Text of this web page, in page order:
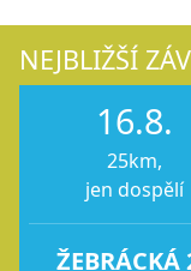
NEJBLIŽŠÍ
16.8.
25km,
jen dospělí
ŽEBRÁCKÁ